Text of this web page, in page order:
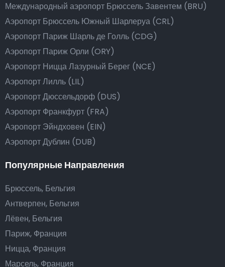
Международный аэропорт Брюссель Завентем (BRU)
Аэропорт Брюссель Южный Шарлеруа (CRL)
Аэропорт Париж Шарль де Голль (CDG)
Аэропорт Париж Орли (ORY)
Аэропорт Ницца Лазурный Берег (NCE)
Аэропорт Лилль (LIL)
Аэропорт Дюссельдорф (DUS)
Аэропорт Франкфурт (FRA)
Аэропорт Эйндховен (EIN)
Аэропорт Дублин (DUB)
Популярные Направления
Брюссель, Бельгия
Антверпен, Бельгия
Лёвен, Бельгия
Париж, Франция
Ницца, Франция
Марсель, Франция